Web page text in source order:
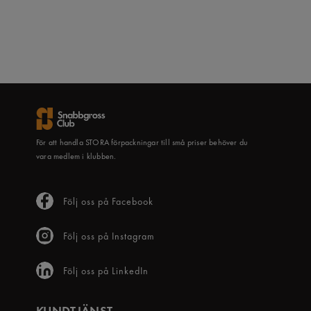
För att handla STORA förpackningar till små priser behöver du
vara medlem i klubben.
Följ oss på Facebook
Följ oss på Instagram
Följ oss på LinkedIn